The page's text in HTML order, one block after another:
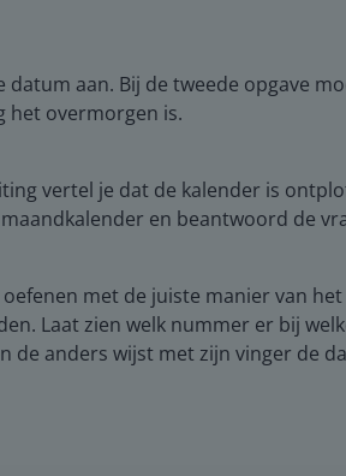
aan. Bij de tweede opgave
het overmorgen is.
vertel je dat de kalender is
en beantwoord de
met de juiste manier van
Laat zien welk nummer er bij
de anders wijst met zijn vinger de